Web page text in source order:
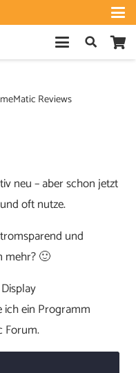
Reviews
neu – aber schon jetzt
oft nutze.
und
mehr? 🙂
ich ein Programm
Forum.